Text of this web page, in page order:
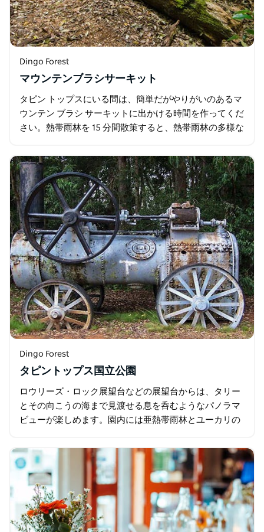
Dingo Forest
マウンテンブラシサーキット
タピン トップスにいる間は、簡単だがやりがいのあるマ
ウンテン ブラシ サーキットに出かける時間を作ってくだ
さい。熱帯雨林を 15 分間散策すると、熱帯雨林の多様な
Dingo Forest
タピントップス国立公園
ロウリーズ・ロック展望台などの展望台からは、タリー
とその向こうの海まで見渡せる息を呑むようなパノラマ
ビューが楽しめます。園内には亜熱帯雨林とユーカリの
する…